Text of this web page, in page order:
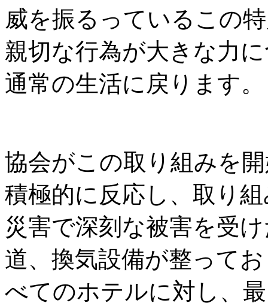
威を振るっているこの
親切な行為が大きな力
通常の生活に戻ります。
協会がこの取り組みを
積極的に反応し、取り
災害で深刻な被害を受
道、換気設備が整って
べてのホテルに対し、